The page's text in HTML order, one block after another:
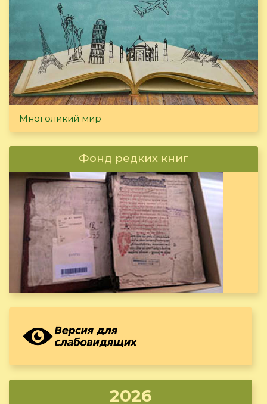
Многоликий мир
Фонд редких книг
2026